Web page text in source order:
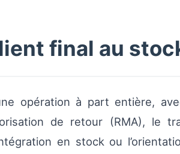
final au
opération à part entière,
de retour (RMA), le
en stock ou